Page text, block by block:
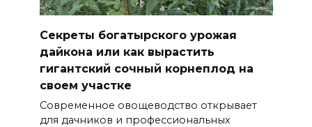
Секреты богатырского урожая
дайкона или как вырастить
гигантский сочный корнеплод на
своем участке
Современное овощеводство открывает
для дачников и профессиональных